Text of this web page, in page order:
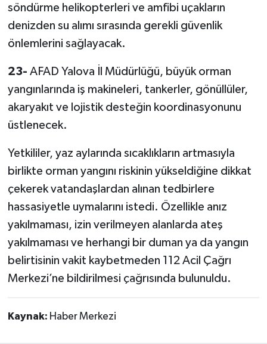
söndürme helikopterleri ve amfibi uçakların
denizden su alımı sırasında gerekli güvenlik
önlemlerini sağlayacak.
23- AFAD Yalova İl Müdürlüğü, büyük orman
yangınlarında iş makineleri, tankerler, gönüllüler,
akaryakıt ve lojistik desteğin koordinasyonunu
üstlenecek.
Yetkililer, yaz aylarında sıcaklıkların artmasıyla
birlikte orman yangını riskinin yükseldiğine dikkat
çekerek vatandaşlardan alınan tedbirlere
hassasiyetle uymalarını istedi. Özellikle anız
yakılmaması, izin verilmeyen alanlarda ateş
yakılmaması ve herhangi bir duman ya da yangın
belirtisinin vakit kaybetmeden 112 Acil Çağrı
Merkezi’ne bildirilmesi çağrısında bulunuldu.
Kaynak: Haber Merkezi